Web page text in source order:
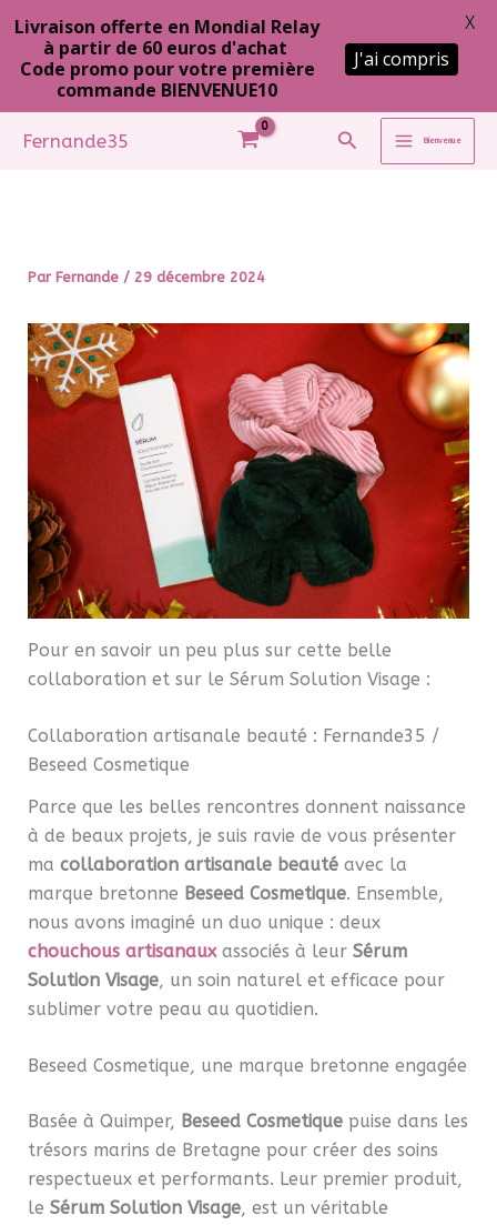
Fernande35 RechercherBienvenue
Par Fernande / 29 décembre 2024
Pour en savoir un peu plus sur cette belle
collaboration et sur le Sérum Solution Visage :
Collaboration artisanale beauté : Fernande35 /
Beseed Cosmetique
Parce que les belles rencontres donnent naissance
à de beaux projets, je suis ravie de vous présenter
ma collaboration artisanale beautéavec la
marque bretonne Beseed Cosmetique. Ensemble,
nous avons imaginé un duo unique : deux
chouchous artisanaux associés à leur Sérum
Solution Visage, un soin naturel et efficace pour
sublimer votre peau au quotidien.
Beseed Cosmetique, une marque bretonne engagée
Basée à Quimper, Beseed Cosmetiquepuise dans les
trésors marins de Bretagne pour créer des soins
respectueux et performants. Leur premier produit,
le Sérum Solution Visage, est un véritable
Livraison offerte en Mondial Relay
à partir de 60 euros d'achat
Code promo pour votre première
commande BIENVENUE10
J'ai compris
X